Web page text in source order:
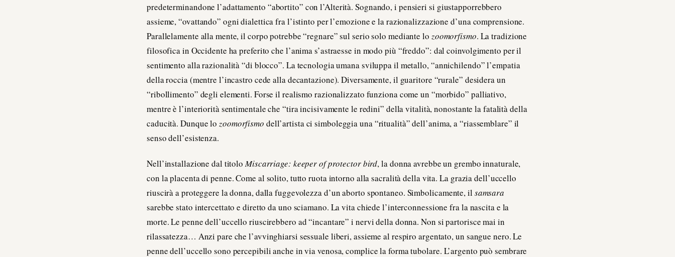
predeterminandone l’adattamento “abortito” con l’Alterità. Sognando, i pensieri si giustapporrebbero
assieme, “ovattando” ogni dialettica fra l’istinto per l’emozione e la razionalizzazione d’una comprensione.
Parallelamente alla mente, il corpo potrebbe “regnare” sul serio solo mediante lo zoomorfismo. La tradizione
filosofica in Occidente ha preferito che l’anima s’astraesse in modo più “freddo”: dal coinvolgimento per il
sentimento alla razionalità “di blocco”. La tecnologia umana sviluppa il metallo, “annichilendo” l’empatia
della roccia (mentre l’incastro cede alla decantazione). Diversamente, il guaritore “rurale” desidera un
“ribollimento” degli elementi. Forse il realismo razionalizzato funziona come un “morbido” palliativo,
mentre è l’interiorità sentimentale che “tira incisivamente le redini” della vitalità, nonostante la fatalità della
caducità. Dunque lo zoomorfismo dell’artista ci simboleggia una “ritualità” dell’anima, a “riassemblare” il
senso dell’esistenza.
Nell’installazione dal titoloMiscarriage: keeper of protector bird, la donna avrebbe un grembo innaturale,
con la placenta di penne. Come al solito, tutto ruota intorno alla sacralità della vita. La grazia dell’uccello
riuscirà a proteggere la donna, dalla fuggevolezza d’un aborto spontaneo. Simbolicamente, ilsamsara
sarebbe stato intercettato e diretto da uno sciamano. La vita chiede l’interconnessione fra la nascita e la
morte. Le penne dell’uccello riuscirebbero ad “incantare” i nervi della donna. Non si partorisce mai in
rilassatezza… Anzi pare che l’avvinghiarsi sessuale liberi, assieme al respiro argentato, un sangue nero. Le
penne dell’uccello sono percepibili anche in via venosa, complice la forma tubolare. L’argento può sembrare